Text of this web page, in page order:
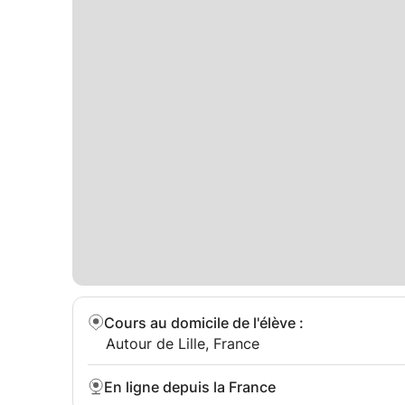
Cours au domicile de l'élève :
Autour de Lille, France
En ligne depuis la France